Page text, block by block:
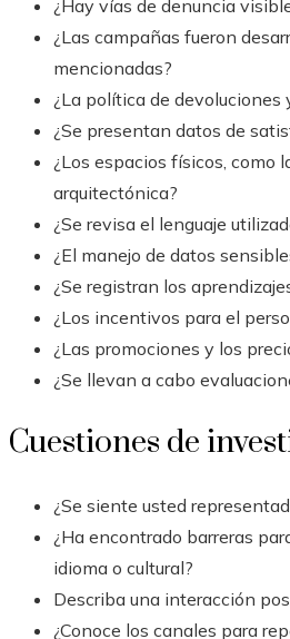
¿Hay vías de denuncia
¿Las campañas fueron
mencionadas?
¿La política de devoluciones
¿Se presentan datos de
¿Los espacios físicos, como
arquitectónica?
¿Se revisa el lenguaje
¿El manejo de datos
¿Se registran los
¿Los incentivos para el
¿Las promociones y los
¿Se llevan a cabo
Cuestiones de
¿Se siente usted
¿Ha encontrado barreras
idioma o cultural?
Describa una interacción
¿Conoce los canales para